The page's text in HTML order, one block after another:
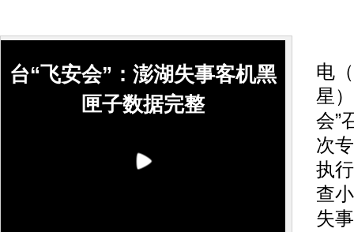
台“飞安会”：澎湖失事客机黑
匣子数据完整
电
星
会”
次
执
查
失